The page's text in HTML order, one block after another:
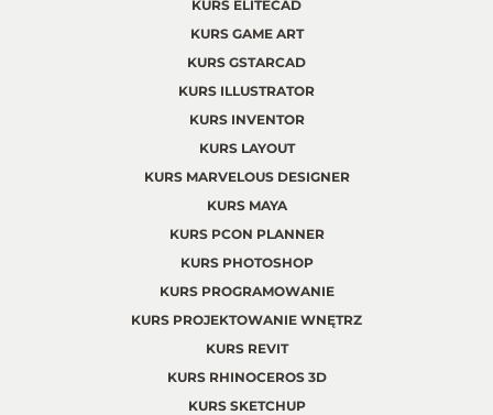
KURS ELITECAD
KURS GAME ART
KURS GSTARCAD
KURS ILLUSTRATOR
KURS INVENTOR
KURS LAYOUT
KURS MARVELOUS DESIGNER
KURS MAYA
KURS PCON PLANNER
KURS PHOTOSHOP
KURS PROGRAMOWANIE
KURS PROJEKTOWANIE WNĘTRZ
KURS REVIT
KURS RHINOCEROS 3D
KURS SKETCHUP